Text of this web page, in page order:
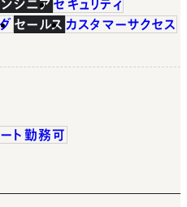
ジニア セキュリティ
セールス カスタマーサクセス
ート勤務可